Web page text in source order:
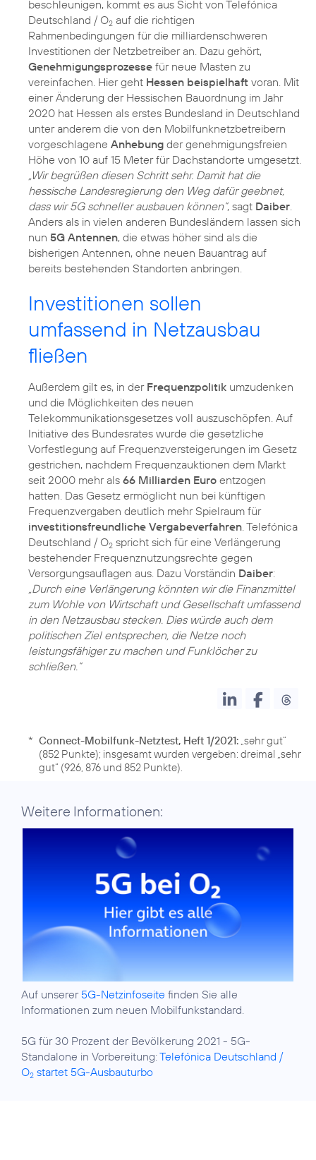
beschleunigen, kommt es aus Sicht von Telefónica
Deutschland / O2 auf die richtigen
Rahmenbedingungen für die milliardenschweren
Investitionen der Netzbetreiber an. Dazu gehört,
Genehmigungsprozesse für neue Masten zu
vereinfachen. Hier geht Hessen beispielhaft voran. Mit
einer Änderung der Hessischen Bauordnung im Jahr
2020 hat Hessen als erstes Bundesland in Deutschland
unter anderem die von den Mobilfunknetzbetreibern
vorgeschlagene Anhebung der genehmigungsfreien
Höhe von 10 auf 15 Meter für Dachstandorte umgesetzt.
„Wir begrüßen diesen Schritt sehr. Damit hat die
hessische Landesregierung den Weg dafür geebnet,
dass wir 5G schneller ausbauen können“, sagt Daiber.
Anders als in vielen anderen Bundesländern lassen sich
nun 5G Antennen, die etwas höher sind als die
bisherigen Antennen, ohne neuen Bauantrag auf
bereits bestehenden Standorten anbringen.
Investitionen sollen
umfassend in Netzausbau
fließen
Außerdem gilt es, in der Frequenzpolitik umzudenken
und die Möglichkeiten des neuen
Telekommunikationsgesetzes voll auszuschöpfen. Auf
Initiative des Bundesrates wurde die gesetzliche
Vorfestlegung auf Frequenzversteigerungen im Gesetz
gestrichen, nachdem Frequenzauktionen dem Markt
seit 2000 mehr als 66 Milliarden Euro entzogen
hatten. Das Gesetz ermöglicht nun bei künftigen
Frequenzvergaben deutlich mehr Spielraum für
investitionsfreundliche Vergabeverfahren. Telefónica
Deutschland / O2 spricht sich für eine Verlängerung
bestehender Frequenznutzungsrechte gegen
Versorgungsauflagen aus. Dazu Vorständin Daiber:
„Durch eine Verlängerung könnten wir die Finanzmittel
zum Wohle von Wirtschaft und Gesellschaft umfassend
in den Netzausbau stecken. Dies würde auch dem
politischen Ziel entsprechen, die Netze noch
leistungsfähiger zu machen und Funklöcher zu
schließen.“
* Connect-Mobilfunk-Netztest, Heft 1/2021: „sehr gut“
(852 Punkte); insgesamt wurden vergeben: dreimal „sehr
gut“ (926, 876 und 852 Punkte).
Weitere Informationen:
Auf unserer 5G-Netzinfoseite finden Sie alle
Informationen zum neuen Mobilfunkstandard.
5G für 30 Prozent der Bevölkerung 2021 - 5G-
Standalone in Vorbereitung:Telefónica Deutschland /
O2 startet 5G-Ausbauturbo